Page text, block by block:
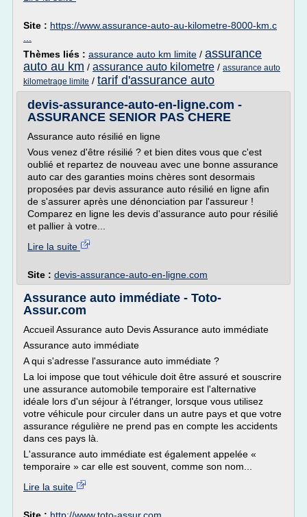
Site : https://www.assurance-auto-au-kilometre-8000-km.c
Thèmes liés : assurance auto km limite / assurance
auto au km / assurance auto kilometre / assurance auto
kilometrage limite / tarif d'assurance auto
devis-assurance-auto-en-ligne.com -
ASSURANCE SENIOR PAS CHERE
Assurance auto résilié en ligne
Vous venez d'être résilié ? et bien dites vous que c'est
oublié et repartez de nouveau avec une bonne assurance
auto car des garanties moins chères sont desormais
proposées par devis assurance auto résilié en ligne afin
de s'assurer après une dénonciation par l'assureur !
Comparez en ligne les devis d'assurance auto pour résilié
et pallier à votre...
Lire la suite
Site : devis-assurance-auto-en-ligne.com
Assurance auto immédiate - Toto-
Assur.com
Accueil Assurance auto Devis Assurance auto immédiate
Assurance auto immédiate
A qui s'adresse l'assurance auto immédiate ?
La loi impose que tout véhicule doit être assuré et souscrire
une assurance automobile temporaire est l'alternative
idéale lors d'un séjour à l'étranger, lorsque vous utilisez
votre véhicule pour circuler dans un autre pays et que votre
assurance régulière ne prend pas en compte les accidents
dans ces pays là.
L'assurance auto immédiate est également appelée «
temporaire » car elle est souvent, comme son nom...
Lire la suite